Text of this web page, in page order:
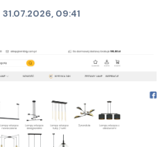
31.07.2026, 09:41